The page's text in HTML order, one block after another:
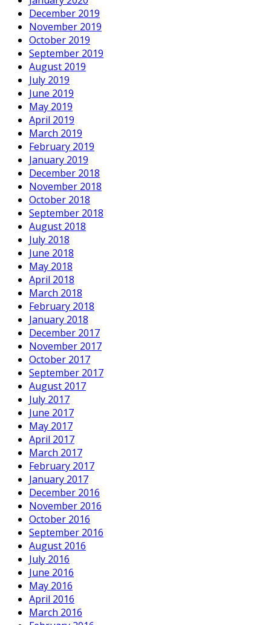
December 2019
November 2019
October 2019
September 2019
August 2019
July 2019
June 2019
May 2019
April 2019
March 2019
February 2019
January 2019
December 2018
November 2018
October 2018
September 2018
August 2018
July 2018
June 2018
May 2018
April 2018
March 2018
February 2018
January 2018
December 2017
November 2017
October 2017
September 2017
August 2017
July 2017
June 2017
May 2017
April 2017
March 2017
February 2017
January 2017
December 2016
November 2016
October 2016
September 2016
August 2016
July 2016
June 2016
May 2016
April 2016
March 2016